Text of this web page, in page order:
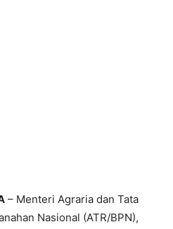
– Menteri Agraria dan Tata
Nasional (ATR/BPN),